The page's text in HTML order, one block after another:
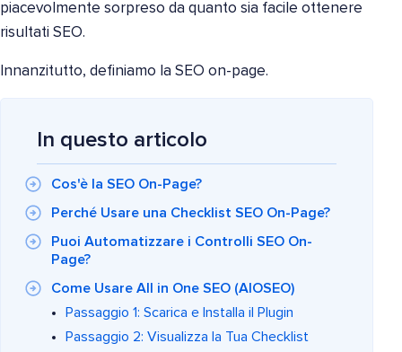
piacevolmente sorpreso da quanto sia facile ottenere
risultati SEO.
Innanzitutto, definiamo la SEO on-page.
In questo articolo
Cos'è la SEO On-Page?
Perché Usare una Checklist SEO On-Page?
Puoi Automatizzare i Controlli SEO On-
Page?
Come Usare All in One SEO (AIOSEO)
Passaggio 1: Scarica e Installa il Plugin
Passaggio 2: Visualizza la Tua Checklist